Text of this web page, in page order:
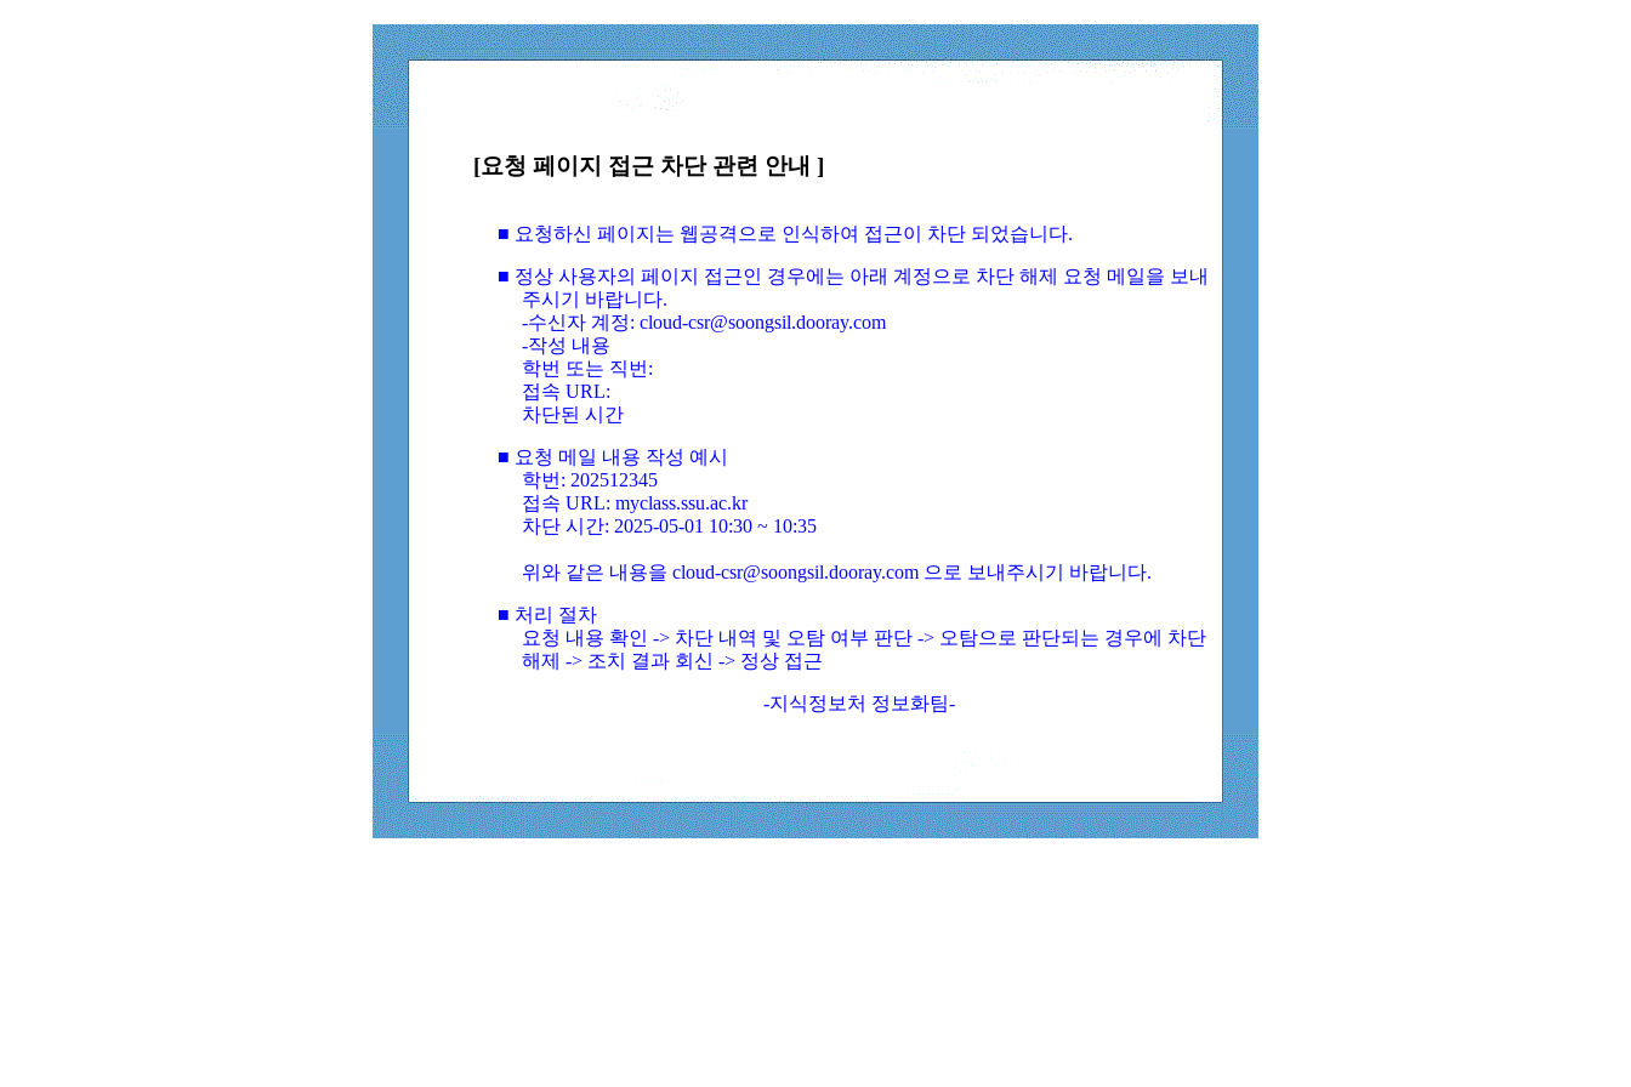
[요청 페이지 접근 차단 관련 안내 ]
■ 요청하신 페이지는 웹공격으로 인식하여 접근이 차단 되었습니다.
■ 정상 사용자의 페이지 접근인 경우에는 아래 계정으로 차단 해제 요청 메일을 보내
주시기 바랍니다.
-수신자 계정: cloud-csr@soongsil.dooray.com
-작성 내용
학번 또는 직번:
접속 URL:
차단된 시간
■ 요청 메일 내용 작성 예시
학번: 202512345
접속 URL: myclass.ssu.ac.kr
차단 시간: 2025-05-01 10:30 ~ 10:35
위와 같은 내용을 cloud-csr@soongsil.dooray.com 으로 보내주시기 바랍니다.
■ 처리 절차
요청 내용 확인 -> 차단 내역 및 오탐 여부 판단 -> 오탐으로 판단되는 경우에 차단
해제 -> 조치 결과 회신 -> 정상 접근
-지식정보처 정보화팀-